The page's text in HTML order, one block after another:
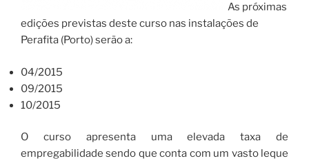
As próximas
edições previstas deste curso nas instalações de
Perafita (Porto) serão a:
04/2015
09/2015
10/2015
O curso apresenta uma elevada taxa de
empregabilidade sendo que conta com um vasto leque